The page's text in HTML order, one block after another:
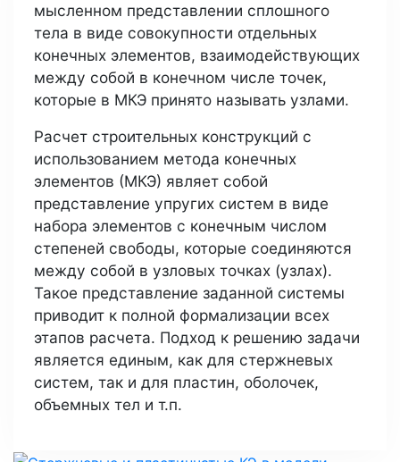
мысленном представлении сплошного
тела в виде совокупности отдельных
конечных элементов, взаимодействующих
между собой в конечном числе точек,
которые в МКЭ принято называть узлами.
Расчет строительных конструкций с
использованием метода конечных
элементов (МКЭ) являет собой
представление упругих систем в виде
набора элементов с конечным числом
степеней свободы, которые соединяются
между собой в узловых точках (узлах).
Такое представление заданной системы
приводит к полной формализации всех
этапов расчета. Подход к решению задачи
является единым, как для стержневых
систем, так и для пластин, оболочек,
объемных тел и т.п.